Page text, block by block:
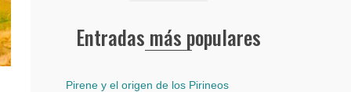
Entradas más populares
Pirene y el origen de los Pirineos